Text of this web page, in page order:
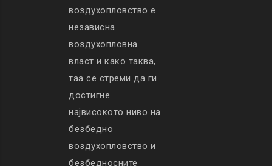
воздухопловство е
независна
воздухопловна
власт и како таква,
таа се стреми да ги
достигне
највисокото ниво на
безбедно
воздухопловство и
безбедносните